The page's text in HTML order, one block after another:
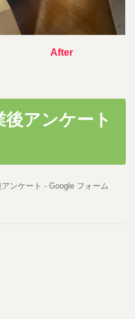
After
アンケート
ンケート - Google フォーム